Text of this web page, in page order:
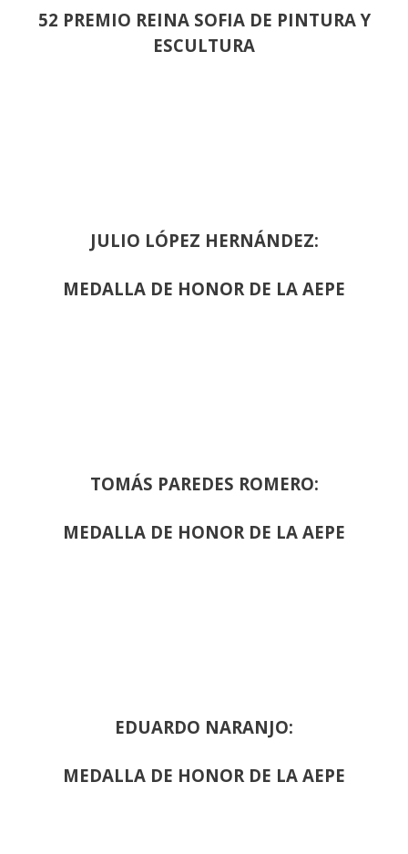
52 PREMIO REINA SOFIA DE PINTURA Y
ESCULTURA
JULIO LÓPEZ HERNÁNDEZ:
MEDALLA DE HONOR DE LA AEPE
TOMÁS PAREDES ROMERO:
MEDALLA DE HONOR DE LA AEPE
EDUARDO NARANJO:
MEDALLA DE HONOR DE LA AEPE